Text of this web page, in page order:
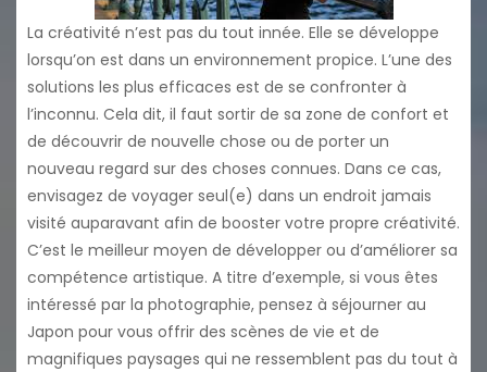
La créativité n’est pas du tout innée. Elle se développe
lorsqu’on est dans un environnement propice. L’une des
solutions les plus efficaces est de se confronter à
l’inconnu. Cela dit, il faut sortir de sa zone de confort et
de découvrir de nouvelle chose ou de porter un
nouveau regard sur des choses connues. Dans ce cas,
envisagez de voyager seul(e) dans un endroit jamais
visité auparavant afin de booster votre propre créativité.
C’est le meilleur moyen de développer ou d’améliorer sa
compétence artistique. A titre d’exemple, si vous êtes
intéressé par la photographie, pensez à séjourner au
Japon pour vous offrir des scènes de vie et de
magnifiques paysages qui ne ressemblent pas du tout à